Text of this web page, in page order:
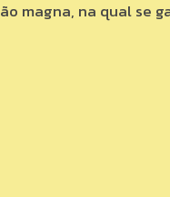
magna, na qual se